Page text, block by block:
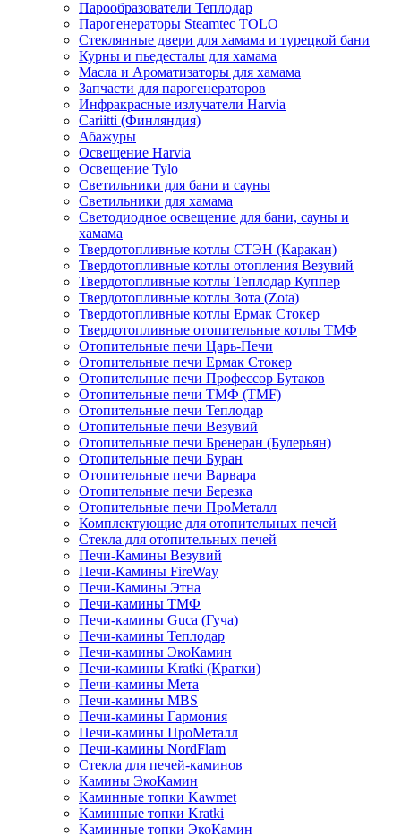
Парообразователи Теплодар
Парогенераторы Steamtec TOLO
Стеклянные двери для хамама и турецкой бани
Курны и пьедесталы для хамама
Масла и Ароматизаторы для хамама
Запчасти для парогенераторов
Инфракрасные излучатели Harvia
Cariitti (Финляндия)
Абажуры
Освещение Harvia
Освещение Tylo
Светильники для бани и сауны
Светильники для хамама
Светодиодное освещение для бани, сауны и
хамама
Твердотопливные котлы СТЭН (Каракан)
Твердотопливные котлы отопления Везувий
Твердотопливные котлы Теплодар Куппер
Твердотопливные котлы Зота (Zota)
Твердотопливные котлы Ермак Стокер
Твердотопливные отопительные котлы ТМФ
Отопительные печи Царь-Печи
Отопительные печи Ермак Стокер
Отопительные печи Профессор Бутаков
Отопительные печи ТМФ (TMF)
Отопительные печи Теплодар
Отопительные печи Везувий
Отопительные печи Бренеран (Булерьян)
Отопительные печи Буран
Отопительные печи Варвара
Отопительные печи Березка
Отопительные печи ПроМеталл
Комплектующие для отопительных печей
Стекла для отопительных печей
Печи-Камины Везувий
Печи-Камины FireWay
Печи-Камины Этна
Печи-камины ТМФ
Печи-камины Guca (Гуча)
Печи-камины Теплодар
Печи-камины ЭкоКамин
Печи-камины Kratki (Кратки)
Печи-камины Мета
Печи-камины MBS
Печи-камины Гармония
Печи-камины ПроМеталл
Печи-камины NordFlam
Стекла для печей-каминов
Камины ЭкоКамин
Каминные топки Kawmet
Каминные топки Kratki
Каминные топки ЭкоКамин